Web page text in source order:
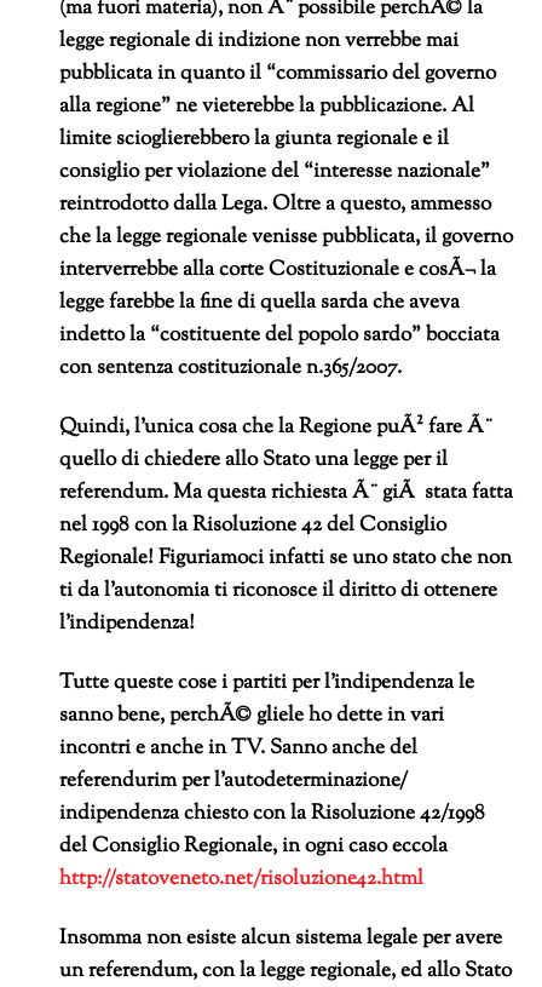
(ma fuori materia), non Ã¨ possibile perchÃ© la
legge regionale di indizione non verrebbe mai
pubblicata in quanto il “commissario del governo
alla regione” ne vieterebbe la pubblicazione. Al
limite scioglierebbero la giunta regionale e il
consiglio per violazione del “interesse nazionale”
reintrodotto dalla Lega. Oltre a questo, ammesso
che la legge regionale venisse pubblicata, il governo
interverrebbe alla corte Costituzionale e cosÃ¬ la
legge farebbe la fine di quella sarda che aveva
indetto la “costituente del popolo sardo” bocciata
con sentenza costituzionale n.365/2007.
Quindi, l’unica cosa che la Regione puÃ² fare Ã¨
quello di chiedere allo Stato una legge per il
referendum. Ma questa richiesta Ã¨ giÃ stata fatta
nel 1998 con la Risoluzione 42 del Consiglio
Regionale!Figuriamoci infatti se uno stato che non
ti da l’autonomia ti riconosce il diritto di ottenere
l’indipendenza!
Tutte queste cose i partiti per l’indipendenza le
sanno bene, perchÃ© gliele ho dette in vari
incontri e anche in TV. Sanno anche del
referendurim per l’autodeterminazione/
indipendenza chiesto con la Risoluzione 42/1998
del Consiglio Regionale, in ogni caso eccola
http://statoveneto.net/risoluzione42.html
Insomma non esiste alcun sistema legale per avere
un referendum, con la legge regionale, ed allo Stato